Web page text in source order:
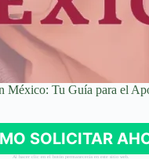
México: Tu Guía para el
SOLICITAR
Al hacer clic en el botón permanecerás en este sitio web.